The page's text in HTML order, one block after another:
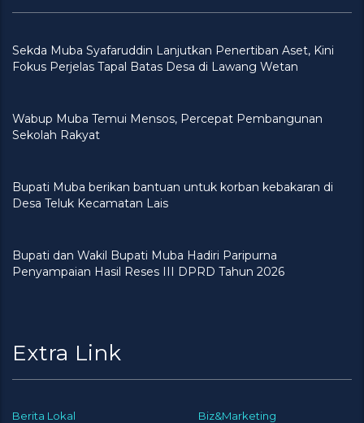
Sekda Muba Syafaruddin Lanjutkan Penertiban Aset, Kini
Fokus Perjelas Tapal Batas Desa di Lawang Wetan
Wabup Muba Temui Mensos, Percepat Pembangunan
Sekolah Rakyat
Bupati Muba berikan bantuan untuk korban kebakaran di
Desa Teluk Kecamatan Lais
Bupati dan Wakil Bupati Muba Hadiri Paripurna
Penyampaian Hasil Reses III DPRD Tahun 2026
Extra Link
Berita Lokal Biz&Marketing